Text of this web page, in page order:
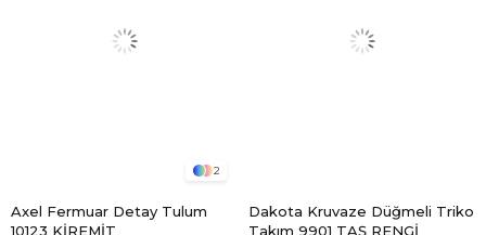
2
Axel Fermuar Detay Tulum
10123 KİREMİT
Dakota Kruvaze Düğmeli Triko
Takım 9901 TAŞ RENGİ